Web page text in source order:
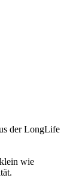
der LongLife
wie